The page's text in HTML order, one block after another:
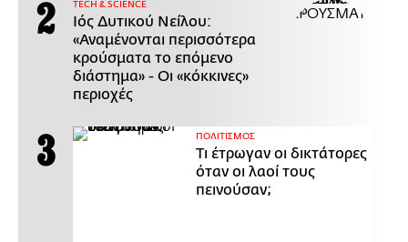
ΤECH & SCIENCE
Ιός Δυτικού Νείλου:
«Αναμένονται περισσότερα
κρούσματα το επόμενο
διάστημα» - Οι «κόκκινες»
περιοχές
ΠΟΛΙΤΙΣΜΟΣ
Τι έτρωγαν οι δικτάτορες
όταν οι λαοί τους
πεινούσαν;